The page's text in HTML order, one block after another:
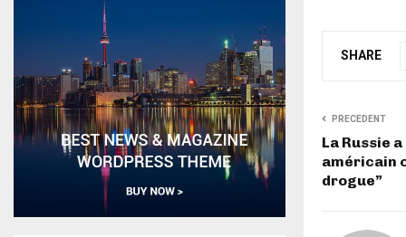
SHARE
PRECEDENT
La Russie
américain
drogue”